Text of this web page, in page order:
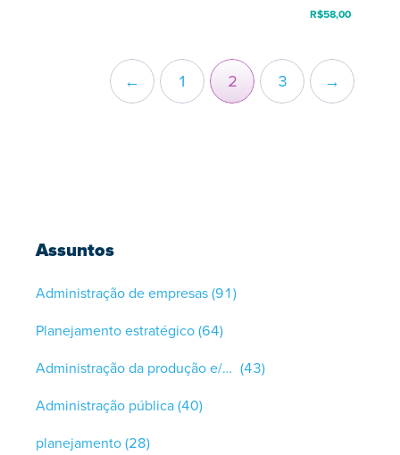
Assuntos
Administração de empresas(91)
Planejamento estratégico(64)
Administração da produção e/ou controle de qualidade (43)
Administração pública(40)
planejamento(28)
R$58,00
← 1 2 3 →